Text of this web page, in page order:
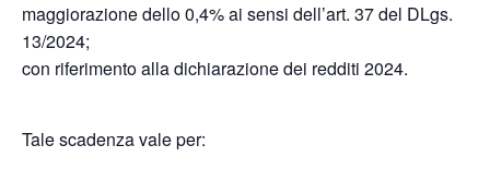
maggiorazione dello 0,4% ai sensi dell’art. 37 del DLgs.
13/2024;
con riferimento alla dichiarazione dei redditi 2024.
Tale scadenza vale per: